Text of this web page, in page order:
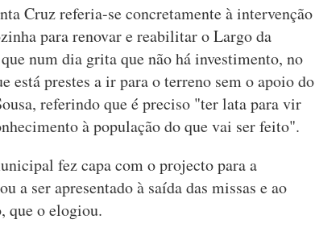
Cruz referia-se concretamente à intervenção
para renovar e reabilitar o Largo da
num dia grita que não há investimento, no
está prestes a ir para o terreno sem o apoio do
referindo que é preciso "ter lata para vir
à população do que vai ser feito".
fez capa com o projecto para a
a ser apresentado à saída das missas e ao
que o elogiou.